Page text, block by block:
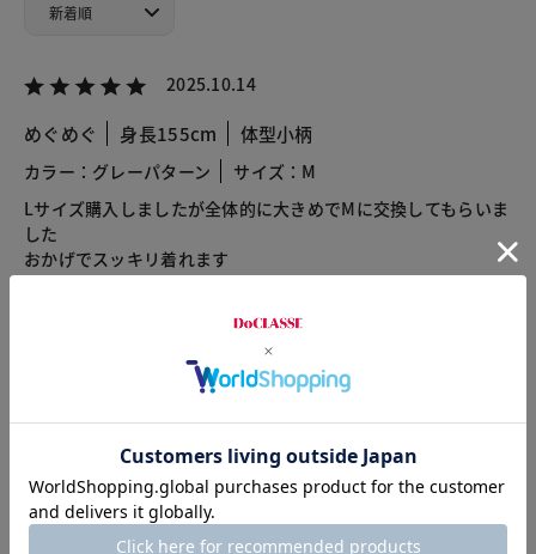
2025.10.14
めぐめぐ 身長155cm 体型小柄
カラー：グレーパターン
サイズ：M
Lサイズ購入しましたが全体的に大きめでMに交換してもらいま
した
おかげでスッキリ着れます
2025.06.04
カラー：ホワイト・パターン
サイズ：M
冬の寒い時期にピッタリのボーダーセーターです
軽くて、カジュアルに着られるので、1枚あると便利です